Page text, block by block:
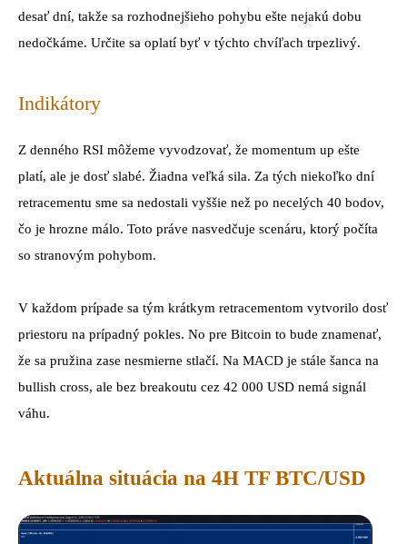
desať dní, takže sa rozhodnejšieho pohybu ešte nejakú dobu
nedočkáme. Určite sa oplatí byť v týchto chvíľach trpezlivý.
Indikátory
Z denného RSI môžeme vyvodzovať, že momentum up ešte
platí, ale je dosť slabé. Žiadna veľká sila. Za tých niekoľko dní
retracementu sme sa nedostali vyššie než po necelých 40 bodov,
čo je hrozne málo. Toto práve nasvedčuje scenáru, ktorý počíta
so stranovým pohybom.
V každom prípade sa tým krátkym retracementom vytvorilo dosť
priestoru na prípadný pokles. No pre Bitcoin to bude znamenať,
že sa pružina zase nesmierne stlačí. Na MACD je stále šanca na
bullish cross, ale bez breakoutu cez 42 000 USD nemá signál
váhu.
Aktuálna situácia na 4H TF BTC/USD